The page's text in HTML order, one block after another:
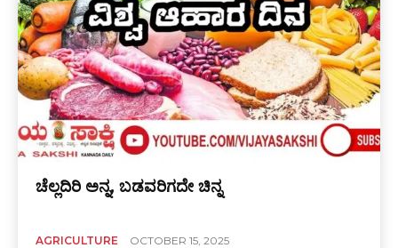
ಚೆಲ್ಲದಿರಿ ಅನ್ನ, ಬಡವರಿಗದೇ ಚಿನ್ನ
AGRICULTURE OCTOBER 15, 2025